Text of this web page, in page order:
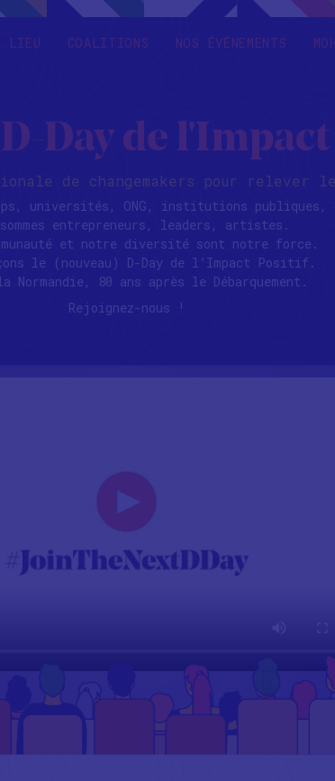
LIEU COALITIONS NOS ÉVÉNEMENTS
Day de
de changemakers pour
universités, ONG, institutions publiques,
sommes entrepreneurs, leaders, artistes.
et notre diversité sont notre force.
le (nouveau) D-Day de l’Impact Positif.
Normandie, 80 ans après le Débarquement.
Rejoignez-nous !